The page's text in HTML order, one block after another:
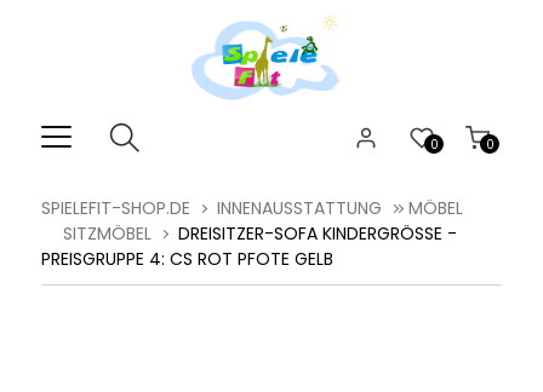
0
0
SPIELEFIT-SHOP.DE INNENAUSSTATTUNG
MÖBEL
SITZMÖBEL
DREISITZER-SOFA KINDERGRÖSSE - P
REISGRUPPE 4: CS ROT PFOTE GELB